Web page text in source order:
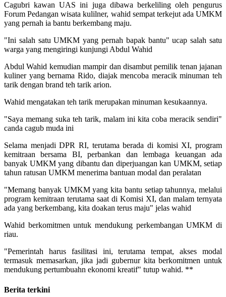
Cagubri kawan UAS ini juga dibawa berkeliling oleh pengurus
Forum Pedangan wisata kulilner, wahid sempat terkejut ada UMKM
yang pernah ia bantu berkembang maju.
"Ini salah satu UMKM yang pernah bapak bantu" ucap salah satu
warga yang mengiringi kunjungi Abdul Wahid
Abdul Wahid kemudian mampir dan disambut pemilik tenan jajanan
kuliner yang bernama Rido, diajak mencoba meracik minuman teh
tarik dengan brand teh tarik arion.
Wahid mengatakan teh tarik merupakan minuman kesukaannya.
"Saya memang suka teh tarik, malam ini kita coba meracik sendiri"
canda cagub muda ini
Selama menjadi DPR RI, terutama berada di komisi XI, program
kemitraan bersama BI, perbankan dan lembaga keuangan ada
banyak UMKM yang dibantu dan diperjuangan kan UMKM, setiap
tahun ratusan UMKM menerima bantuan modal dan peralatan
"Memang banyak UMKM yang kita bantu setiap tahunnya, melalui
program kemitraan terutama saat di Komisi XI, dan malam ternyata
ada yang berkembang, kita doakan terus maju" jelas wahid
Wahid berkomitmen untuk mendukung perkembangan UMKM di
riau.
"Pemerintah harus fasilitasi ini, terutama tempat, akses modal
termasuk memasarkan, jika jadi gubernur kita berkomitmen untuk
mendukung pertumbuahn ekonomi kreatif" tutup wahid. **
Berita terkini